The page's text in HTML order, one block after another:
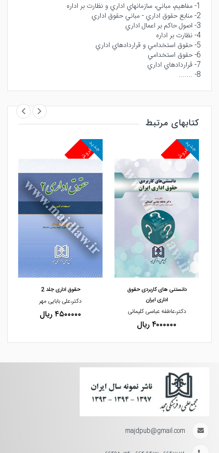
1- مفاهيم، مباني، سازمانهاي اداري و نظارت بر اداره
2- منابع حقوق اداري - مباني حقوق اداري
3- اصول حاكم بر اعمال اداري
4- نظارت بر اداره
5- حقوق استخدامي و قراردادهاي اداري
6- حقوق استخدامي
7- قراردادهاي اداري
8- .......
کتابهای مرتبط
مشاهده و خرید
پرفروش
جدید
مشاهده و خرید
دانستنی های کاربردی حقوق
اداری ایران
دکتر،عاطفه عباسی کلیمانی
۴۰۰۰۰۰۰ ریال
پرفروش
جدید
حقوق اداری جلد 2
دکتر،علی بابایی مهر
۴۵۰۰۰۰۰ ریال
majdpub@gmail.com